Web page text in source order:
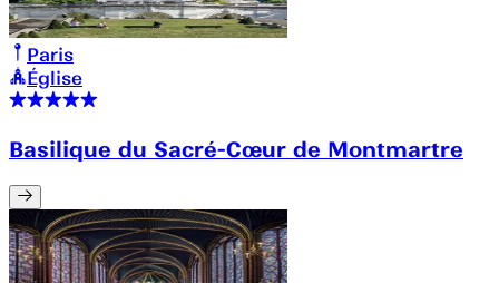
Paris
Église
Basilique du Sacré-Cœur de Montmartre